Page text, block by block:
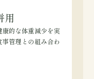
用
的な体重減少を実
管理との組み合わ